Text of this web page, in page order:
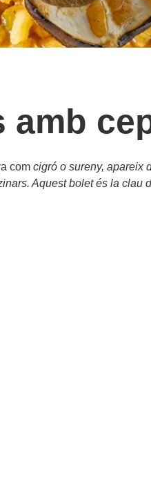
amb
com cigró o sureny, apareix
Aquest bolet és la clau